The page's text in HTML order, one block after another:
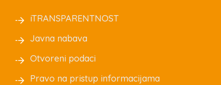
iTRANSPARENTNOST
Javna nabava
Otvoreni podaci
Pravo na pristup informacijama